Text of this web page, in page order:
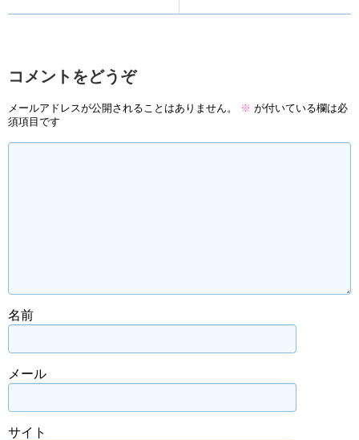
コメントをどうぞ
メールアドレスが公開されることはありません。 ※ が付いている欄は必
須項目です
名前
メール
サイト